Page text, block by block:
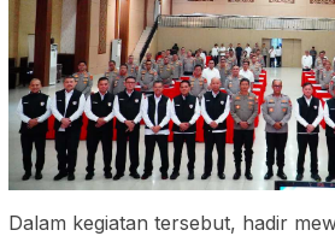
Dalam kegiatan tersebut, hadir